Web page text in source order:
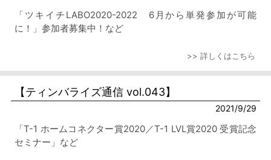
「ツキイチLABO2020-2022 6月から単発参加が可能
に！」参加者募集中！など
>> 詳しくはこちら
【ティンバライズ通信 vol.043】
2021/9/29
「T-1 ホームコネクター賞2020／T-1 LVL賞2020 受賞記念
セミナー」など